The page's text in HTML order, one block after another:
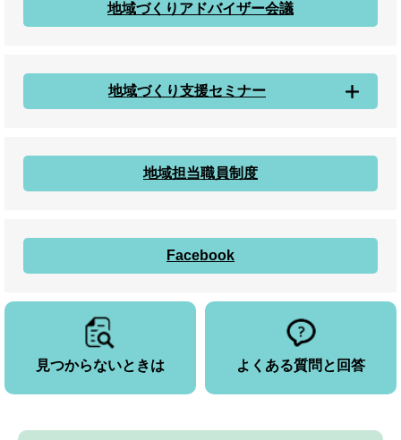
地域づくりアドバイザー会議
地域づくり支援セミナー
地域担当職員制度
Facebook
見つからないときは よくある質問と回答